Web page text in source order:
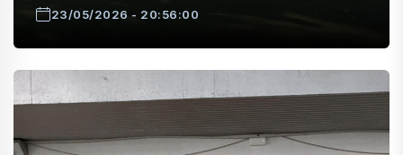
23/05/2026 - 20:56:00